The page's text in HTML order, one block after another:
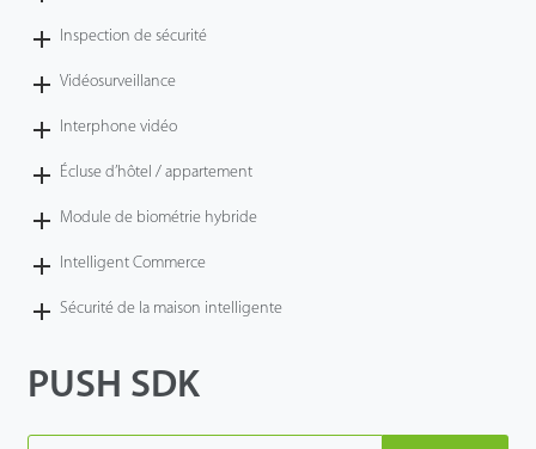
Inspection de sécurité
Vidéosurveillance
Interphone vidéo
Écluse d’hôtel / appartement
Module de biométrie hybride
Intelligent Commerce
Sécurité de la maison intelligente
PUSH SDK